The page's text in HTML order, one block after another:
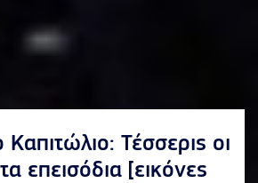
Τέσσερις οι
επεισόδια [εικόνες